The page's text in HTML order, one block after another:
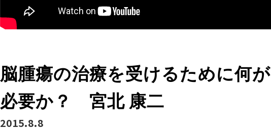
脳腫瘍の治療を受けるために何が
必要か？ 宮北 康二
2015.8.8